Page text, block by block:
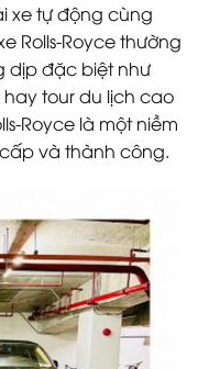
xe tự động cùng
Rolls-Royce thường
dịp đặc biệt như
tour du lịch cao
Royce là một niềm
và thành công.